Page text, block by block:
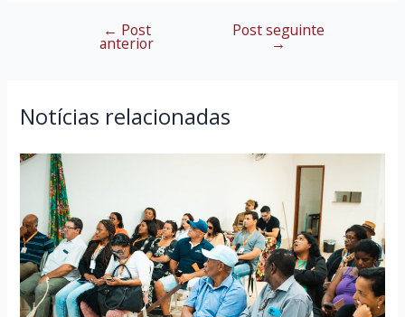
Navegação
← Post
anterior
Post seguinte
→
Notícias relacionadas